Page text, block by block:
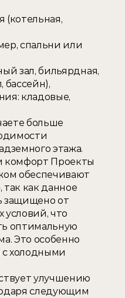
(котельная,
спальни или
зал, бильярдная,
бассейн),
кладовые,
больше
этажа.
комфорт Проекты
обеспечивают
как данное
защищено от
что
оптимальную
Это особенно
с холодными
улучшению
следующим